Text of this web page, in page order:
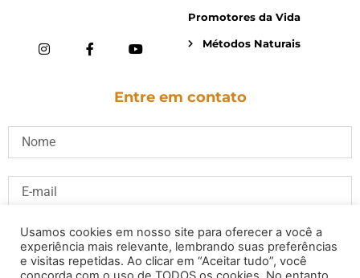
Promotores da Vida
Métodos Naturais
Entre em contato
Usamos cookies em nosso site para oferecer a você a
experiência mais relevante, lembrando suas preferências
e visitas repetidas. Ao clicar em “Aceitar tudo”, você